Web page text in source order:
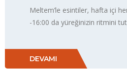
Meltem’le esintiler, hafta içi
-16:00 da yüreğinizin ritmini
DEVAMI